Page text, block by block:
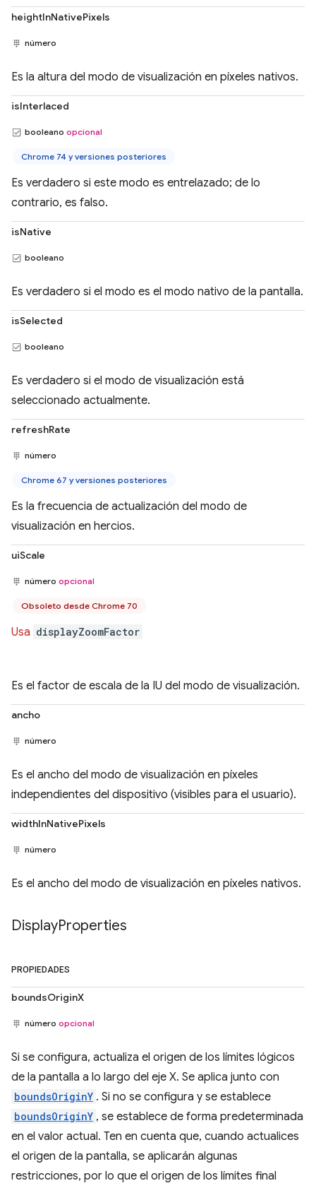
heightInNativePixels
número
Es la altura del modo de visualización en píxeles nativos.
isInterlaced
booleano opcional
Chrome 74 y versiones posteriores
Es verdadero si este modo es entrelazado; de lo
contrario, es falso.
isNative
booleano
Es verdadero si el modo es el modo nativo de la pantalla.
isSelected
booleano
Es verdadero si el modo de visualización está
seleccionado actualmente.
refreshRate
número
Chrome 67 y versiones posteriores
Es la frecuencia de actualización del modo de
visualización en hercios.
uiScale
número opcional
Obsoleto desde Chrome 70
Usa displayZoomFactor
Es el factor de escala de la IU del modo de visualización.
ancho
número
Es el ancho del modo de visualización en píxeles
independientes del dispositivo (visibles para el usuario).
widthInNativePixels
número
Es el ancho del modo de visualización en píxeles nativos.
DisplayProperties
PROPIEDADES
boundsOriginX
número opcional
Si se configura, actualiza el origen de los límites lógicos
de la pantalla a lo largo del eje X. Se aplica junto con
boundsOriginY . Si no se configura y se establece
boundsOriginY , se establece de forma predeterminada
en el valor actual. Ten en cuenta que, cuando actualices
el origen de la pantalla, se aplicarán algunas
restricciones, por lo que el origen de los límites final